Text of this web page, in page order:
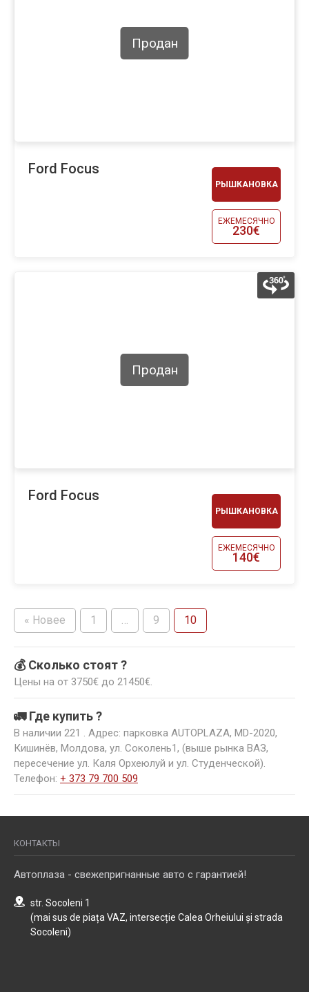
РЫШКАНОВКА
ЕЖЕМЕСЯЧНО
230€
Продан
Ford Focus
РЫШКАНОВКА
ЕЖЕМЕСЯЧНО
140€
Продан
Ford Focus
« Новее 1 … 9 10
💰 Сколько стоят ?
Цены на от 3750€ до 21450€.
🚛 Где купить ?
В наличии 221 . Адрес: парковка AUTOPLAZA, MD-2020,
Кишинёв, Молдова, ул. Соколень1, (выше рынка ВАЗ,
пересечение ул. Каля Орхеюлуй и ул. Студенческой).
Телефон: + 373 79 700 509
КОНТАКТЫ
Автоплаза - свежепригнанные авто с гарантией!
str. Socoleni 1
(mai sus de piața VAZ, intersecție Calea Orheiului și strada
Socoleni)